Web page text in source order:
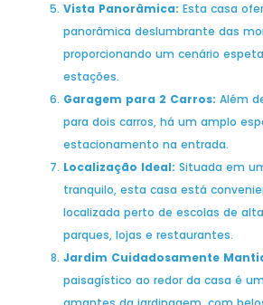
Vista Panorâmica: Esta casa
panorâmica deslumbrante das
proporcionando um cenário
estações.
Garagem para 2 Carros: Além
para dois carros, há um amplo
estacionamento na entrada.
Localização Ideal: Situada em
tranquilo, esta casa está
localizada perto de escolas de
parques, lojas e restaurantes.
Jardim Cuidadosamente
paisagístico ao redor da casa é